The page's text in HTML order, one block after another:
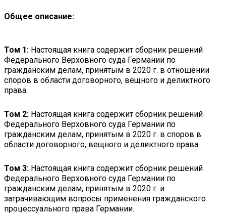
Общее описание:
Том 1: Настоящая книга содержит сборник решений
Федерального Верховного суда Германии по
гражданским делам, принятым в 2020 г. в отношении
споров в области договорного, вещного и деликтного
права.
Том 2: Настоящая книга содержит сборник решений
Федерального Верховного суда Германии по
гражданским делам, принятым в 2020 г. в споров в
области договорного, вещного и деликтного права.
Том 3: Настоящая книга содержит сборник решений
Федерального Верховного суда Германии по
гражданским делам, принятым в 2020 г. и
затрачивающим вопросы применения гражданского
процессуального права Германии.